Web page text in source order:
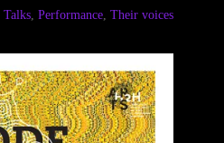
Talks, Performance, Their voices